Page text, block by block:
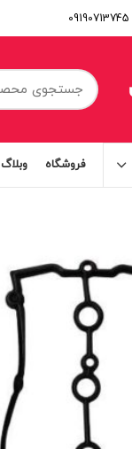
فروشگاه وبلاگ